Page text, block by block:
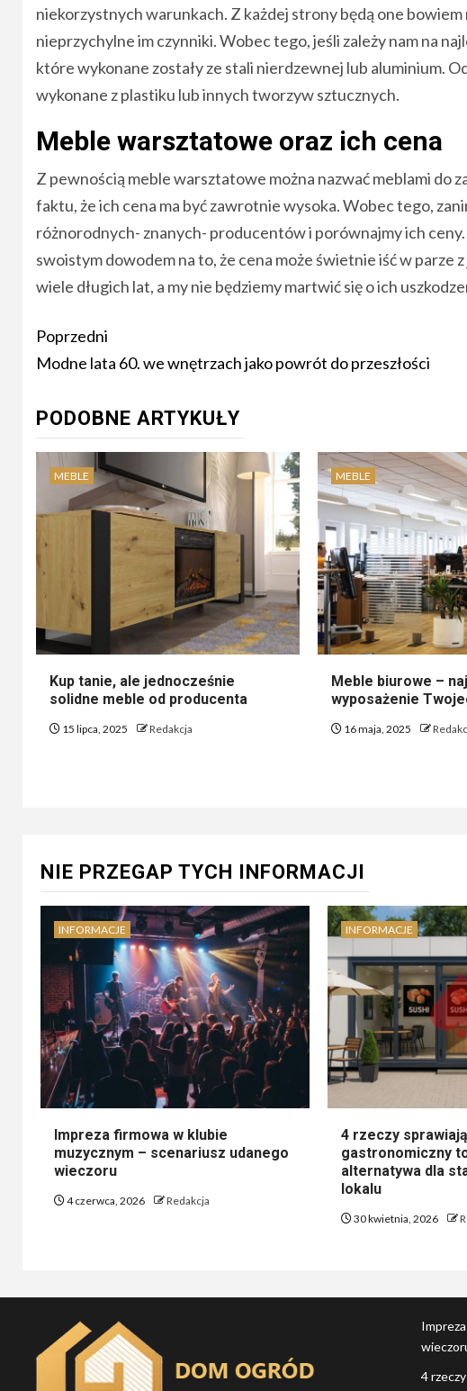
niekorzystnych warunkach. Z każdej strony będą one bowiem
nieprzychylne im czynniki. Wobec tego, jeśli zależy nam na
które wykonane zostały ze stali nierdzewnej lub aluminium.
wykonane z plastiku lub innych tworzyw sztucznych.
Meble warsztatowe oraz ich cena
Z pewnością meble warsztatowe można nazwać meblami do
faktu, że ich cena ma być zawrotnie wysoka. Wobec tego,
różnorodnych- znanych- producentów i porównajmy ich
swoistym dowodem na to, że cena może świetnie iść w parze
wiele długich lat, a my nie będziemy martwić się o ich
Nawigacja
wpisu
Poprzedni
Modne lata 60. we wnętrzach jako powrót do przeszłości
PODOBNE ARTYKUŁY
MEBLE
Kup tanie, ale jednocześnie
solidne meble od producenta
15 lipca, 2025 Redakcja
MEBLE
Meble biurowe –
wyposażenie
16 maja, 2025
NIE PRZEGAP TYCH INFORMACJI
INFORMACJE
Impreza firmowa w klubie
muzycznym – scenariusz udanego
wieczoru
4 czerwca, 2026 Redakcja
INFORMACJE
4 rzeczy
gastronomiczny
alternatywa dla
lokalu
30 kwietnia, 2026
4